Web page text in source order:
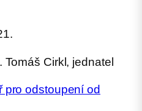
Tomáš Cirkl, jednatel
pro odstoupení od